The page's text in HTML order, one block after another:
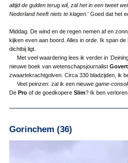
altijd de gulden terug wil, zal het in een tweet
Nederland heeft niets te klagen.' Goed dat het
Middag. De wind en de regen nemen af en
kijken even aan boord. Alles in orde. Ik span
dichtbij ligt.
Met veel waardering lees ik verder in
nieuwe boek van wetenschapsjournalist
zwaartekrachtgolven. Circa 330 bladzijden, ik
Veel peinzen: zal ik een nieuwegame-
De Proof de goedkopere Slim? Ik ben verloren
Gorinchem (36)